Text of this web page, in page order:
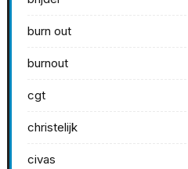
burn out
burnout
cgt
christelijk
civas